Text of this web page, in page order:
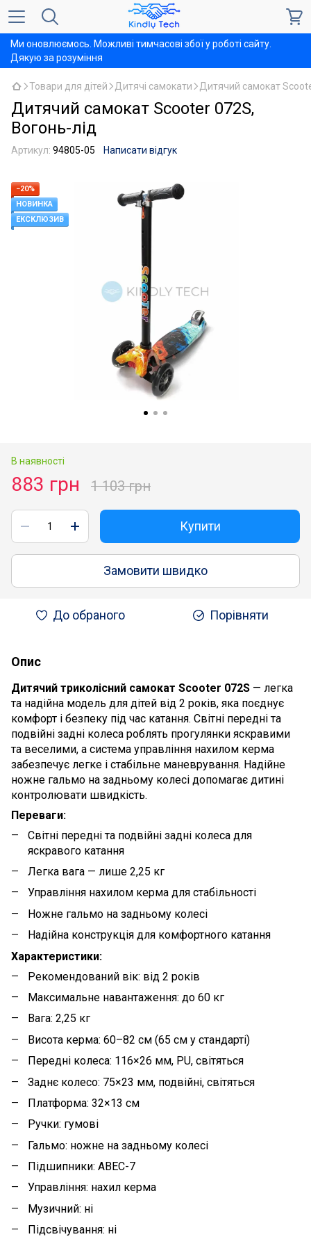
Ми оновлюємось. Можливі тимчасові збої у роботі сайту.
Дякую за розуміння
Товари для дітей Дитячі самокати Дитячий самокат
Дитячий самокат Scooter 072S,
Вогонь-лід
Артикул: 94805-05 Написати відгук
−20%
НОВИНКА
ЕКСКЛЮЗИВ
В наявності
883 грн 1 103 грн
Купити
Замовити швидко
До обраного Порівняти
Опис
Дитячий триколісний самокат Scooter 072S — легка
та надійна модель для дітей від 2 років, яка поєднує
комфорт і безпеку під час катання. Світні передні та
подвійні задні колеса роблять прогулянки яскравими
та веселими, а система управління нахилом керма
забезпечує легке і стабільне маневрування. Надійне
ножне гальмо на задньому колесі допомагає дитині
контролювати швидкість.
Переваги:
Світні передні та подвійні задні колеса для
яскравого катання
Легка вага — лише 2,25 кг
Управління нахилом керма для стабільності
Ножне гальмо на задньому колесі
Надійна конструкція для комфортного катання
Характеристики:
Рекомендований вік: від 2 років
Максимальне навантаження: до 60 кг
Вага: 2,25 кг
Висота керма: 60–82 см (65 см у стандарті)
Передні колеса: 116×26 мм, PU, світяться
Заднє колесо: 75×23 мм, подвійні, світяться
Платформа: 32×13 см
Ручки: гумові
Гальмо: ножне на задньому колесі
Підшипники: ABEC-7
Управління: нахил керма
Музичний: ні
Підсвічування: ні